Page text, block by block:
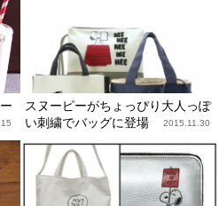
スヌーピーがちょっぴり大人っぽ
い刺繍でバッグに登場
2015.11.30